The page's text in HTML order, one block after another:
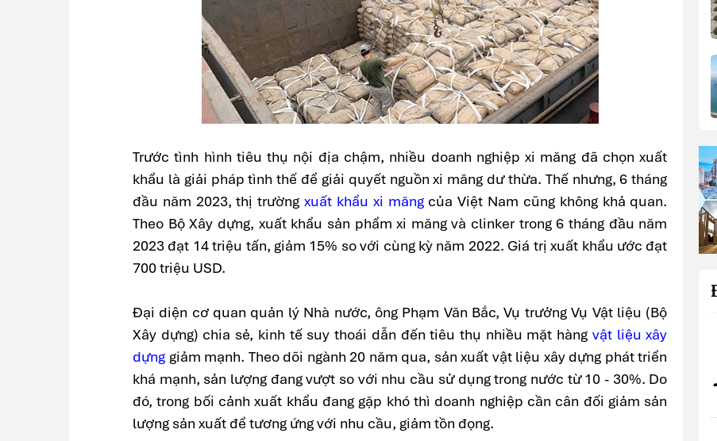
Trước tình hình tiêu thụ nội địa chậm, nhiều doanh nghiệp xi măng đã chọn xuất
khẩu là giải pháp tình thế để giải quyết nguồn xi măng dư thừa. Thế nhưng, 6 tháng
đầu năm 2023, thị trườngxuất khẩu xi măngcủa Việt Nam cũng không khả quan.
Theo Bộ Xây dựng, xuất khẩu sản phẩm xi măng và clinker trong 6 tháng đầu năm
2023 đạt 14 triệu tấn, giảm 15% so với cùng kỳ năm 2022. Giá trị xuất khẩu ước đạt
700 triệu USD.
Đại diện cơ quan quản lý Nhà nước, ông Phạm Văn Bắc, Vụ trưởng Vụ Vật liệu (Bộ
Xây dựng) chia sẻ, kinh tế suy thoái dẫn đến tiêu thụ nhiều mặt hàng vật liệu xây
dựng giảm mạnh. Theo dõi ngành 20 năm qua, sản xuất vật liệu xây dựng phát triển
khá mạnh, sản lượng đang vượt so với nhu cầu sử dụng trong nước từ 10 - 30%. Do
đó, trong bối cảnh xuất khẩu đang gặp khó thì doanh nghiệp cần cân đối giảm sản
lượng sản xuất để tương ứng với nhu cầu, giảm tồn đọng.